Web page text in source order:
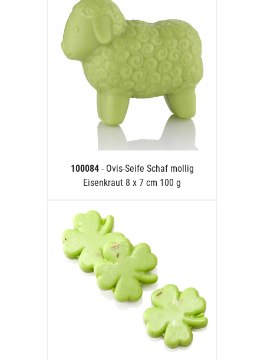
100084 - Ovis-Seife Schaf mollig
Eisenkraut 8 x 7 cm 100 g